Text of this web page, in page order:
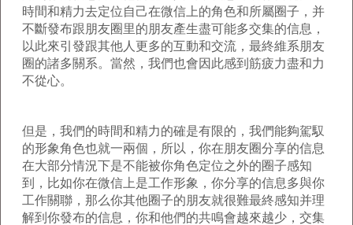
時間和精力去定位自己在微信上的角色和所屬圈子，并
不斷發布跟朋友圈里的朋友產生盡可能多交集的信息，
以此來引發跟其他人更多的互動和交流，最終維系朋友
圈的諸多關系。當然，我們也會因此感到筋疲力盡和力
不從心。
但是，我們的時間和精力的確是有限的，我們能夠駕馭
的形象角色也就一兩個，所以，你在朋友圈分享的信息
在大部分情況下是不能被你角色定位之外的圈子感知
到，比如你在微信上是工作形象，你分享的信息多與你
工作關聯，那么你其他圈子的朋友就很難最終感知并理
解到你發布的信息，你和他們的共鳴會越來越少，交集